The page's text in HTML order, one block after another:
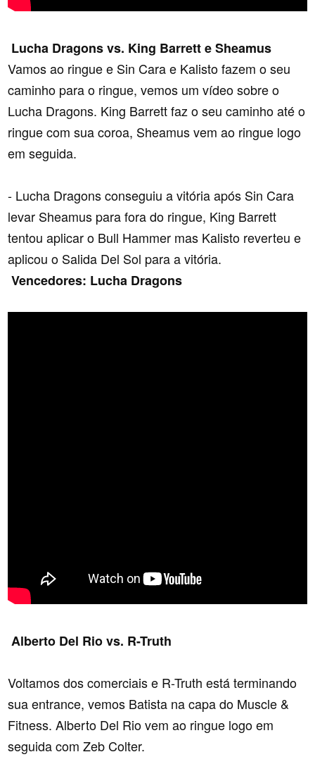
Lucha Dragons vs. King Barrett e Sheamus
Vamos ao ringue e Sin Cara e Kalisto fazem o seu
caminho para o ringue, vemos um vídeo sobre o
Lucha Dragons. King Barrett faz o seu caminho até o
ringue com sua coroa, Sheamus vem ao ringue logo
em seguida.
- Lucha Dragons conseguiu a vitória após Sin Cara
levar Sheamus para fora do ringue, King Barrett
tentou aplicar o Bull Hammer mas Kalisto reverteu e
aplicou o Salida Del Sol para a vitória.
Vencedores: Lucha Dragons
Alberto Del Rio vs. R-Truth
Voltamos dos comerciais e R-Truth está terminando
sua entrance, vemos Batista na capa do Muscle &
Fitness. Alberto Del Rio vem ao ringue logo em
seguida com Zeb Colter.